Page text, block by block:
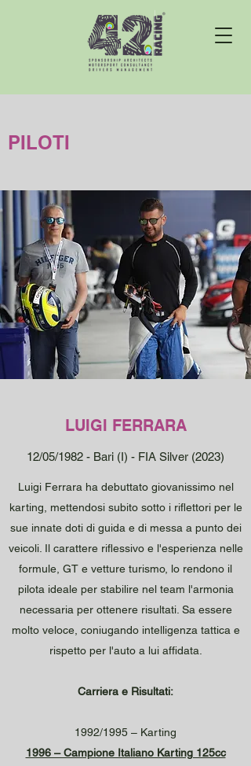
PILOTI
LUIGI FERRARA
12/05/1982 - Bari (I) - FIA Silver (2023)
Luigi Ferrara ha debuttato giovanissimo nel
karting, mettendosi subito sotto i riflettori per le
sue innate doti di guida e di messa a punto dei
veicoli. Il carattere riflessivo e l'esperienza nelle
formule, GT e vetture turismo, lo rendono il
pilota ideale per stabilire nel team l'armonia
necessaria per ottenere risultati. Sa essere
molto veloce, coniugando intelligenza tattica e
rispetto per l'auto a lui affidata.
Carriera e Risultati:
1992/1995 – Karting
1996 – Campione Italiano Karting 125cc